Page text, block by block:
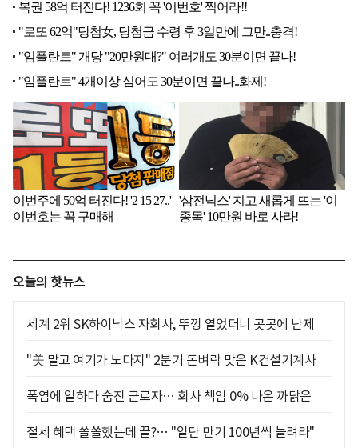
오늘의 핫뉴스
세계 2위 SK하이닉스 자회사, 뚜껑 열었더니 곳곳에 난제
"美 말고 여기가 노다지" 2분기 돈벼락 맞은 K건설기계사
폭염에 일하다 숨진 근로자… 회사 책임 0% 나온 까닭은
절세 혜택 쏠쏠했는데 끝?… "일단 만기 100년씩 늘려라"